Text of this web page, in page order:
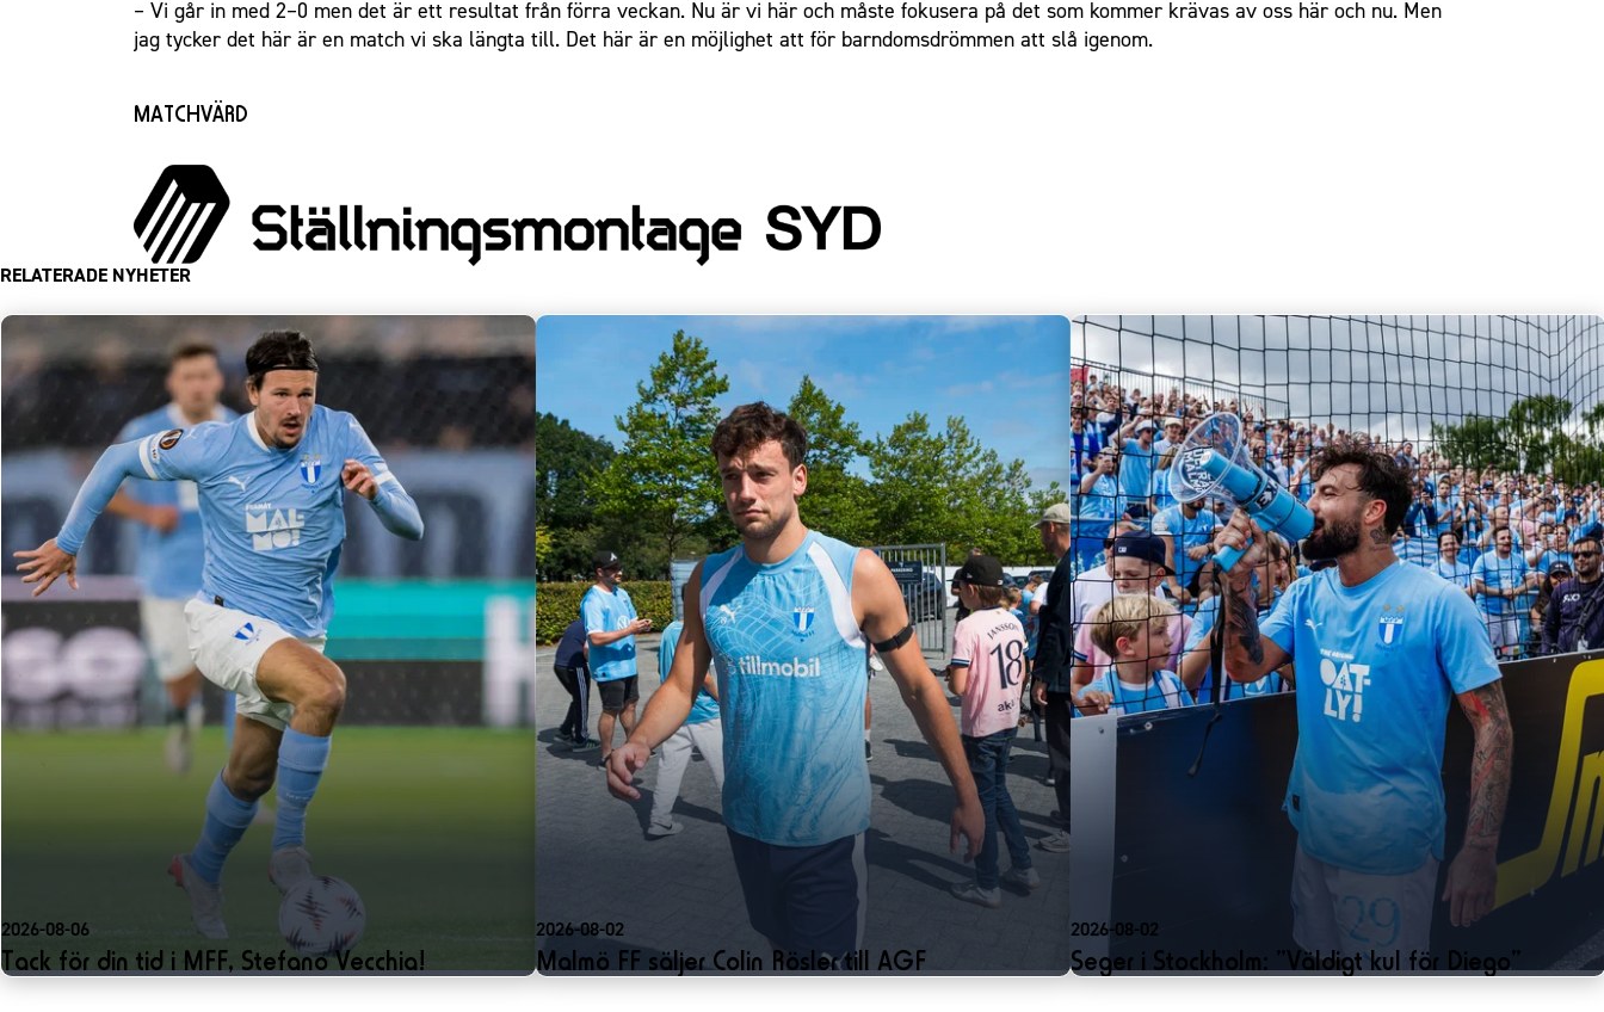
– Vi går in med 2–0 men det är ett resultat från förra veckan. Nu är vi här och måste fokusera på det som kommer krävas av oss här och nu. Men
jag tycker det här är en match vi ska längta till. Det här är en möjlighet att för barndomsdrömmen att slå igenom.
MATCHVÄRD
RELATERADE NYHETER
2026-08-06
Tack för din tid i MFF, Stefano Vecchia!
2026-08-02
Malmö FF säljer Colin Rösler till AGF
2026-08-02
Seger i Stockholm: ”Väldigt kul för Diego”